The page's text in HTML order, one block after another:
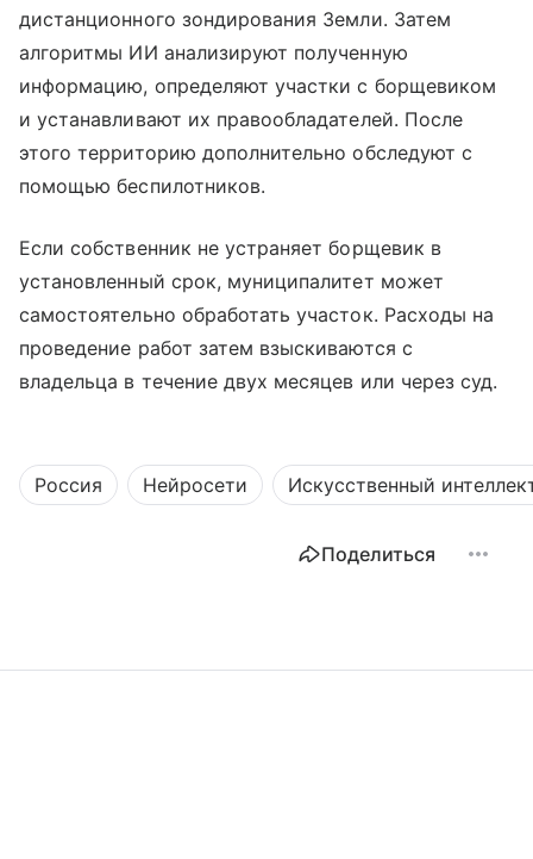
дистанционного зондирования Земли. Затем
алгоритмы ИИ анализируют полученную
информацию, определяют участки с борщевиком
и устанавливают их правообладателей. После
этого территорию дополнительно обследуют с
помощью беспилотников.
Если собственник не устраняет борщевик в
установленный срок, муниципалитет может
самостоятельно обработать участок. Расходы на
проведение работ затем взыскиваются с
владельца в течение двух месяцев или через суд.
Россия Нейросети Искусственный
Поделиться